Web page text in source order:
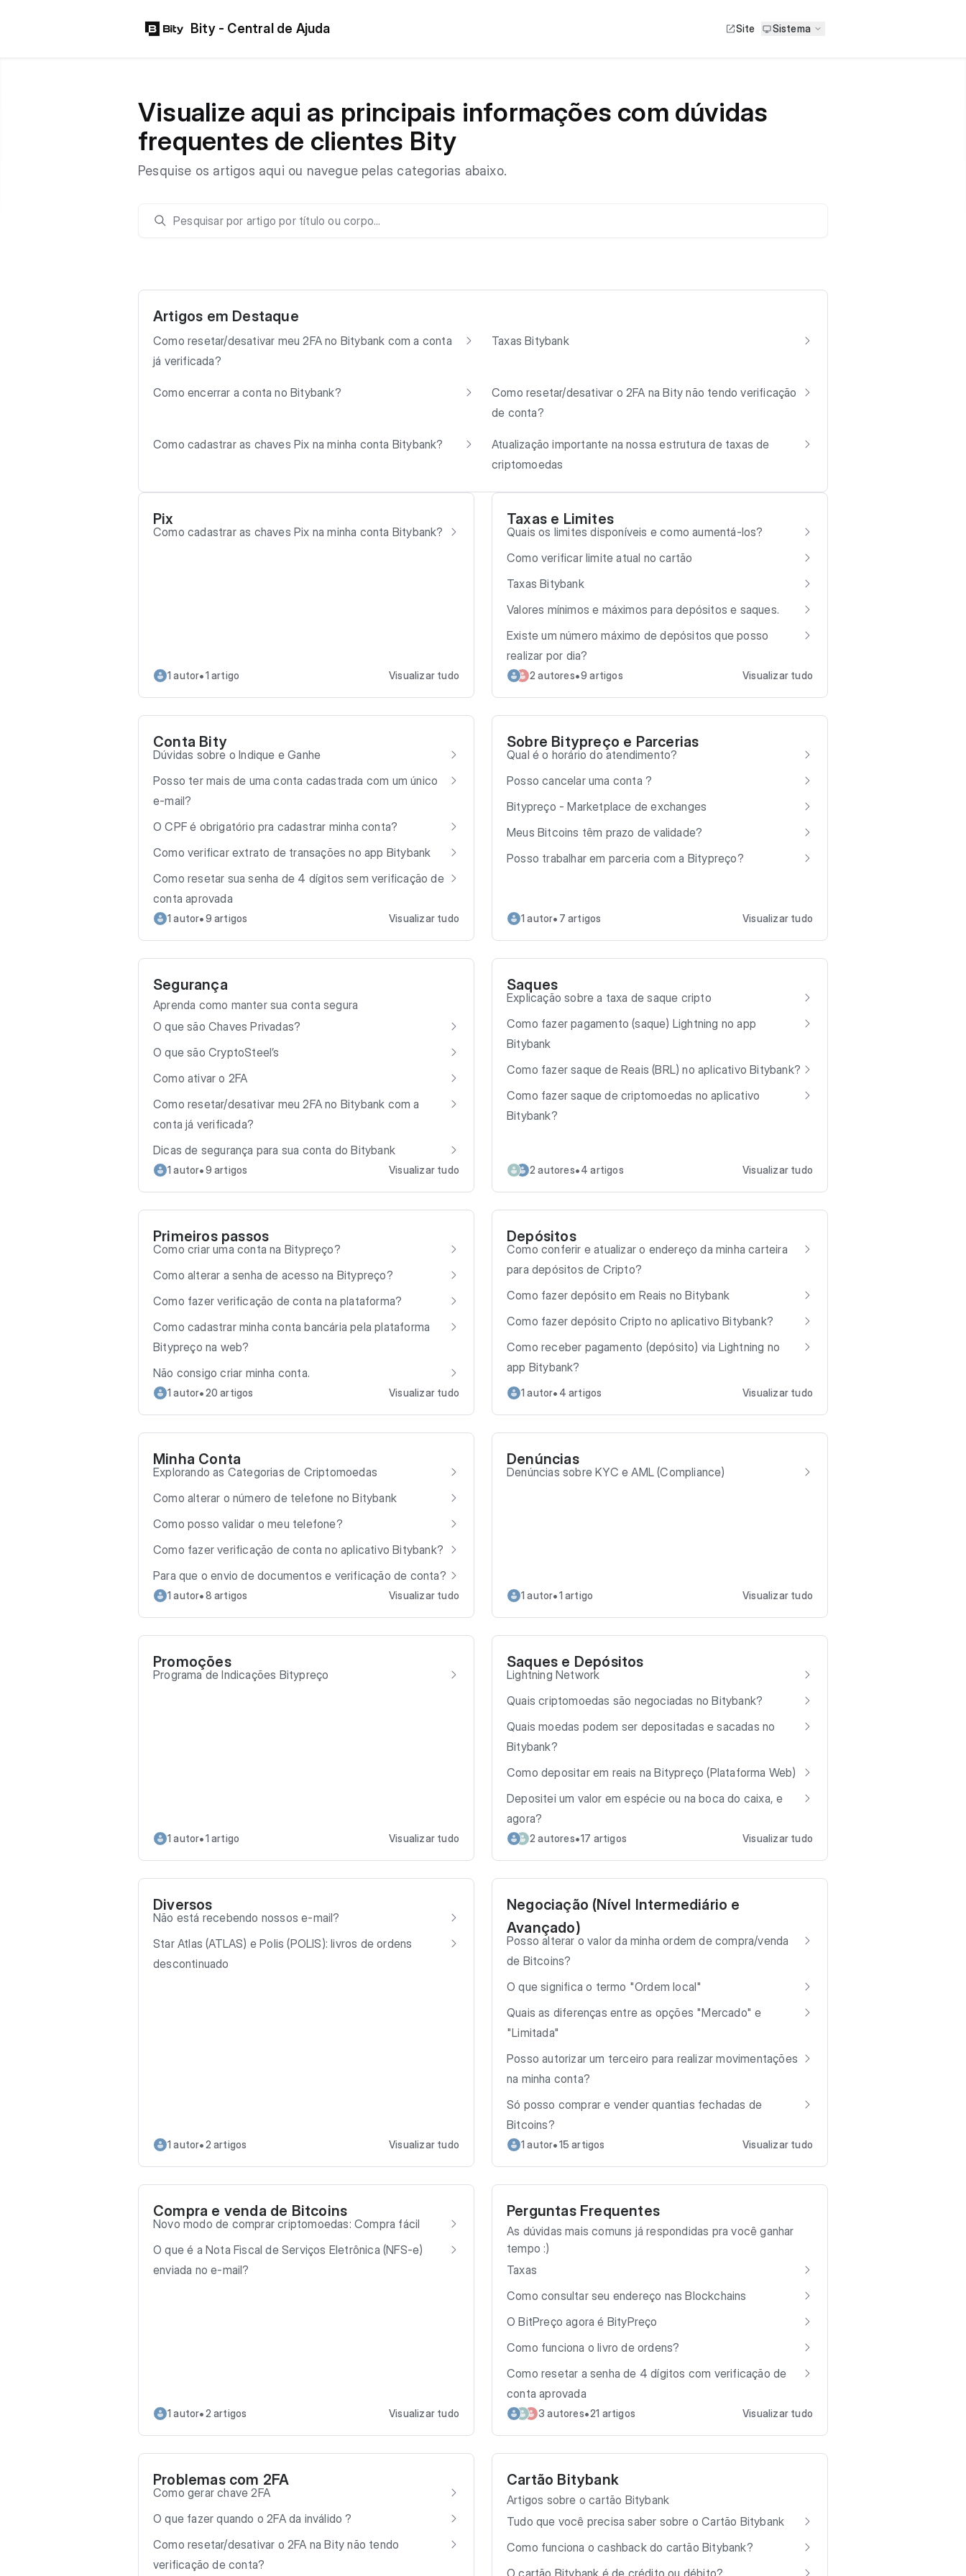
Bity - Central de Ajuda Site Sistema
Visualize aqui as principais informações com dúvidas
frequentes de clientes Bity
Pesquise os artigos aqui ou navegue pelas categorias abaixo.
Artigos em Destaque
Como resetar/desativar meu 2FA no Bitybank com a conta
já verificada?
Taxas Bitybank
Como encerrar a conta no Bitybank?
Como resetar/desativar o 2FA na Bity não tendo verificação
de conta?
Como cadastrar as chaves Pix na minha conta Bitybank?
Atualização importante na nossa estrutura de taxas de
criptomoedas
Pix
Como cadastrar as chaves Pix na minha conta Bitybank?
1 autor•1 artigo Visualizar tudo
Taxas e Limites
Quais os limites disponíveis e como aumentá-los?
Como verificar limite atual no cartão
Taxas Bitybank
Valores mínimos e máximos para depósitos e saques.
Existe um número máximo de depósitos que posso
realizar por dia?
2 autores•9 artigos Visualizar tudo
Conta Bity
Dúvidas sobre o Indique e Ganhe
Posso ter mais de uma conta cadastrada com um único
e-mail?
O CPF é obrigatório pra cadastrar minha conta?
Como verificar extrato de transações no app Bitybank
Como resetar sua senha de 4 dígitos sem verificação de
conta aprovada
1 autor•9 artigos Visualizar tudo
Sobre Bitypreço e Parcerias
Qual é o horário do atendimento?
Posso cancelar uma conta ?
Bitypreço - Marketplace de exchanges
Meus Bitcoins têm prazo de validade?
Posso trabalhar em parceria com a Bitypreço?
1 autor• 7 artigos Visualizar tudo
Segurança
Aprenda como manter sua conta segura
O que são Chaves Privadas?
O que são CryptoSteel’s
Como ativar o 2FA
Como resetar/desativar meu 2FA no Bitybank com a
conta já verificada?
Dicas de segurança para sua conta do Bitybank
1 autor•9 artigos Visualizar tudo
Saques
Explicação sobre a taxa de saque cripto
Como fazer pagamento (saque) Lightning no app
Bitybank
Como fazer saque de Reais (BRL) no aplicativo Bitybank?
Como fazer saque de criptomoedas no aplicativo
Bitybank?
2 autores•4 artigos Visualizar tudo
Primeiros passos
Como criar uma conta na Bitypreço?
Como alterar a senha de acesso na Bitypreço?
Como fazer verificação de conta na plataforma?
Como cadastrar minha conta bancária pela plataforma
Bitypreço na web?
Não consigo criar minha conta.
1 autor•20 artigos Visualizar tudo
Depósitos
Como conferir e atualizar o endereço da minha carteira
para depósitos de Cripto?
Como fazer depósito em Reais no Bitybank
Como fazer depósito Cripto no aplicativo Bitybank?
Como receber pagamento (depósito) via Lightning no
app Bitybank?
1 autor• 4 artigos Visualizar tudo
Minha Conta
Explorando as Categorias de Criptomoedas
Como alterar o número de telefone no Bitybank
Como posso validar o meu telefone?
Como fazer verificação de conta no aplicativo Bitybank?
Para que o envio de documentos e verificação de conta?
1 autor•8 artigos Visualizar tudo
Denúncias
Denúncias sobre KYC e AML (Compliance)
1 autor•1 artigo Visualizar tudo
Promoções
Programa de Indicações Bitypreço
1 autor•1 artigo Visualizar tudo
Saques e Depósitos
Lightning Network
Quais criptomoedas são negociadas no Bitybank?
Quais moedas podem ser depositadas e sacadas no
Bitybank?
Como depositar em reais na Bitypreço (Plataforma Web)
Depositei um valor em espécie ou na boca do caixa, e
agora?
2 autores•17 artigos Visualizar tudo
Diversos
Não está recebendo nossos e-mail?
Star Atlas (ATLAS) e Polis (POLIS): livros de ordens
descontinuado
1 autor•2 artigos Visualizar tudo
Negociação (Nível Intermediário e
Avançado)
Posso alterar o valor da minha ordem de compra/venda
de Bitcoins?
O que significa o termo "Ordem local"
Quais as diferenças entre as opções "Mercado" e
"Limitada"
Posso autorizar um terceiro para realizar movimentações
na minha conta?
Só posso comprar e vender quantias fechadas de
Bitcoins?
1 autor•15 artigos Visualizar tudo
Compra e venda de Bitcoins
Novo modo de comprar criptomoedas: Compra fácil
O que é a Nota Fiscal de Serviços Eletrônica (NFS-e)
enviada no e-mail?
1 autor•2 artigos Visualizar tudo
Perguntas Frequentes
As dúvidas mais comuns já respondidas pra você ganhar
tempo :)
Taxas
Como consultar seu endereço nas Blockchains
O BitPreço agora é BityPreço
Como funciona o livro de ordens?
Como resetar a senha de 4 dígitos com verificação de
conta aprovada
3 autores•21 artigos Visualizar tudo
Problemas com 2FA
Como gerar chave 2FA
O que fazer quando o 2FA da inválido ?
Como resetar/desativar o 2FA na Bity não tendo
verificação de conta?
Cartão Bitybank
Artigos sobre o cartão Bitybank
Tudo que você precisa saber sobre o Cartão Bitybank
Como funciona o cashback do cartão Bitybank?
O cartão Bitybank é de crédito ou débito?